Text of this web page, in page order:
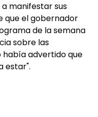
manifestar sus
que el gobernador
de la semana
sobre las
había advertido que
estar".